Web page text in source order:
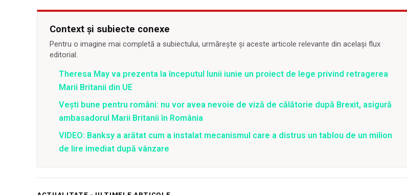
Context și subiecte conexe
Pentru o imagine mai completă a subiectului, urmărește și aceste articole relevante din același flux
editorial.
Theresa May va prezenta la începutul lunii iunie un proiect de lege privind retragerea
Marii Britanii din UE
Vești bune pentru români: nu vor avea nevoie de viză de călătorie după Brexit, asigură
ambasadorul Marii Britanii în România
VIDEO: Banksy a arătat cum a instalat mecanismul care a distrus un tablou de un milion
de lire imediat după vânzare